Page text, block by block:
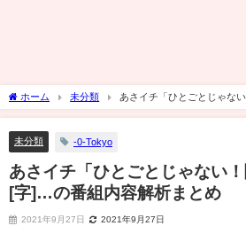
ホーム 未分類
あさイチ「ひとごとじゃな
内容解析まとめ
未分類 -0-Tokyo
あさイチ「ひとごとじゃない！
[字]…の番組内容解析まとめ
2021年9月27日 2021年9月27日